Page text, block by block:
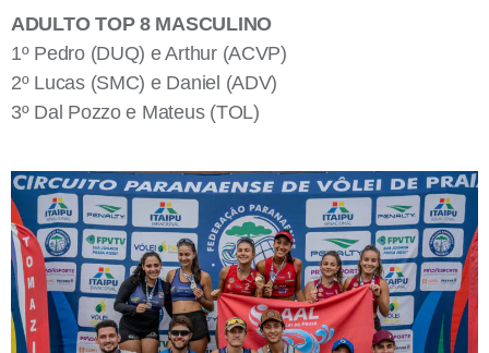
ADULTO TOP 8 MASCULINO
1º Pedro (DUQ) e Arthur (ACVP)
2º Lucas (SMC) e Daniel (ADV)
3º Dal Pozzo e Mateus (TOL)